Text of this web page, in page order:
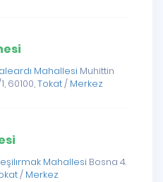
Mahallesi Muhittin
60100,Tokat/ Merkez
Mahallesi Bosna 4.
/ Merkez